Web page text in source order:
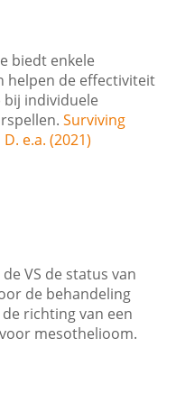
biedt enkele
helpen de effectiviteit
individuele
Surviving
e.a. (2021)
VS de status van
de behandeling
richting van een
mesothelioom.